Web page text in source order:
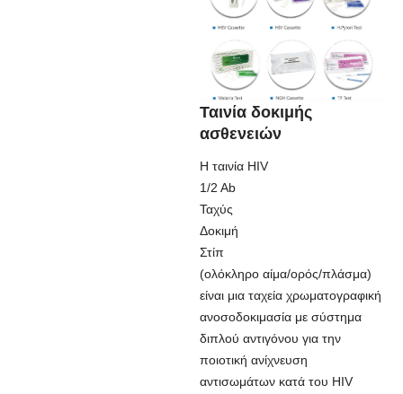
Ταινία δοκιμής
ασθενειών
Η ταινία HIV
1/2 Ab
Ταχύς
Δοκιμή
Στίπ
(ολόκληρο αίμα/ορός/πλάσμα)
είναι μια ταχεία χρωματογραφική
ανοσοδοκιμασία με σύστημα
διπλού αντιγόνου για την
ποιοτική ανίχνευση
αντισωμάτων κατά του HIV